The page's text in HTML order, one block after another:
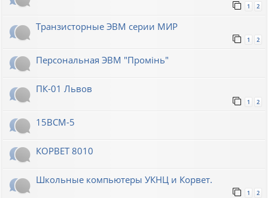
1 2
Транзисторные ЭВМ серии МИР
1 2
Персональная ЭВМ "Промiнь"
ПК-01 Львов
1 2
15ВСМ-5
КОРВЕТ 8010
Школьные компьютеры УКНЦ и Корвет.
1 2